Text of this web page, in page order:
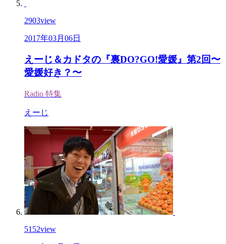
2903view
2017年03月06日
えーじ＆カドタの『裏DO?GO!愛媛』第2回〜
愛媛好き？〜
Radio 特集
えーじ
5152view